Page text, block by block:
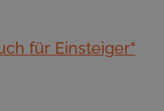
für Einsteiger"